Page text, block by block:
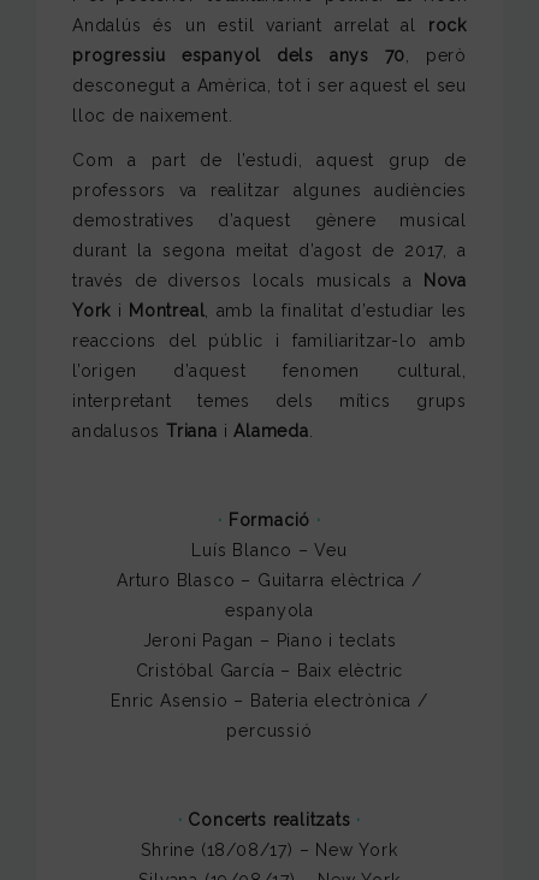
Andalús és un estil variant arrelat al rock
progressiu espanyol dels anys 70 , però
desconegut a Amèrica, tot i ser aquest el seu
lloc de naixement.
Com a part de l’estudi, aquest grup de
professors va realitzar algunes audiències
demostratives d’aquest gènere musical
durant la segona meitat d’agost de 2017, a
través de diversos locals musicals a
Nova
York i Montreal , amb la finalitat d’estudiar les
reaccions del públic i familiaritzar-lo amb
l’origen d’aquest fenomen cultural,
interpretant temes dels mítics grups
andalusosTriana iAlameda
· Formació ·
Luís Blanco – Veu
Arturo Blasco – Guitarra elèctrica /
espanyola
Jeroni Pagan – Piano i teclats
Cristóbal García – Baix elèctric
Enric Asensio – Bateria electrònica /
percussió
· Concerts realitzats ·
Shrine (18/08/17) – New York